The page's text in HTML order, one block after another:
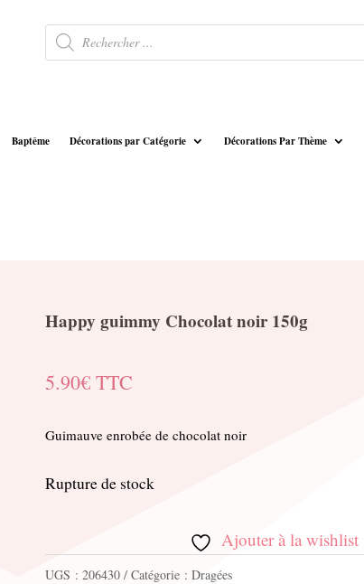
Recherche
de
produits
Baptême Décorations par Catégorie Décorations Par Thème
Happy guimmy Chocolat noir 150g
5.90€ TTC
Guimauve enrobée de chocolat noir
Rupture de stock
Ajouter à la wishlist
UGS : 206430 Catégorie : Dragées